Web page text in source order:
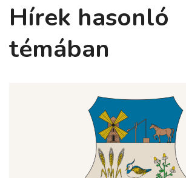
Hírek hasonló
témában